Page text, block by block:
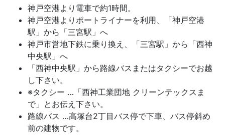
神戸空港より電車で約1時間。
神戸空港よりポートライナーを利用、「神戸空港
駅」から「三宮駅」へ
神戸市営地下鉄に乗り換え、「三宮駅」から「西神
中央駅」へ
「西神中央駅」から路線バスまたはタクシーでお越
し下さい。
※タクシー …「西神工業団地 クリーンテックスま
で」とお伝え下さい。
路線バス …高塚台2丁目バス停で下車、バス停斜め
前の建物です。